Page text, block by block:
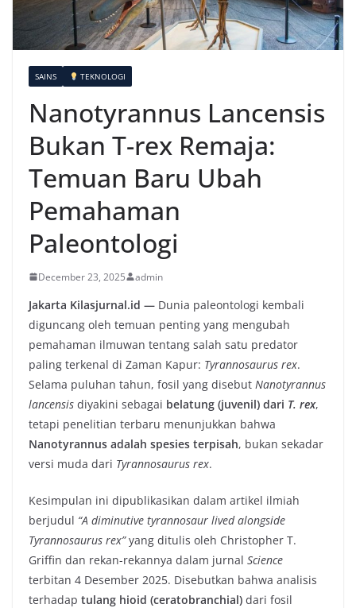
SAINS TEKNOLOGI
Nanotyrannus Lancensis
Bukan T-rex Remaja:
Temuan Baru Ubah
Pemahaman
Paleontologi
December 23, 2025 admin
Jakarta Kilasjurnal.id — Dunia paleontologi kembali
diguncang oleh temuan penting yang mengubah
pemahaman ilmuwan tentang salah satu predator
paling terkenal di Zaman Kapur: Tyrannosaurus rex.
Selama puluhan tahun, fosil yang disebut Nanotyrannus
lancensis diyakini sebagai belatung (juvenil) dari T. rex,
tetapi penelitian terbaru menunjukkan bahwa
Nanotyrannus adalah spesies terpisah, bukan sekadar
versi muda dari Tyrannosaurus rex.
Kesimpulan ini dipublikasikan dalam artikel ilmiah
berjudul “A diminutive tyrannosaur lived alongside
Tyrannosaurus rex”yang ditulis oleh Christopher T.
Griffin dan rekan-rekannya dalam jurnal Science
terbitan 4 Desember 2025. Disebutkan bahwa analisis
terhadap tulang hioid (ceratobranchial) dari fosil